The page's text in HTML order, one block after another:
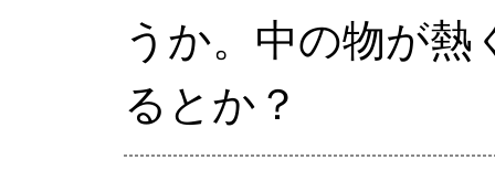
うか。中の物が
るとか？